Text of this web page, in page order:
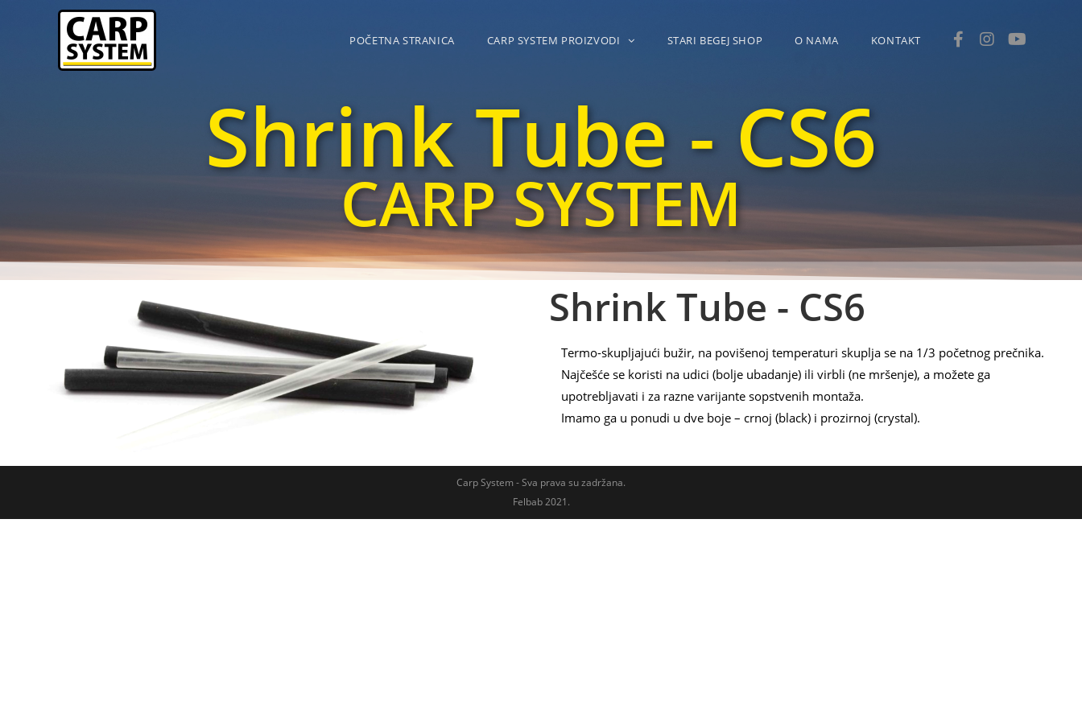
POČETNA STRANICA CARP SYSTEM PROIZVODI STARI BEGEJ SHOP O NAMA KONTAKT
Shrink Tube - CS6
CARP SYSTEM
Shrink Tube - CS6
Termo-skupljajući bužir, na povišenoj temperaturi skuplja se na 1/3 početnog prečnika.
Najčešće se koristi na udici (bolje ubadanje) ili virbli (ne mršenje), a možete ga
upotrebljavati i za razne varijante sopstvenih montaža.
Imamo ga u ponudi u dve boje – crnoj (black) i prozirnoj (crystal).
Carp System - Sva prava su zadržana.
Felbab 2021.